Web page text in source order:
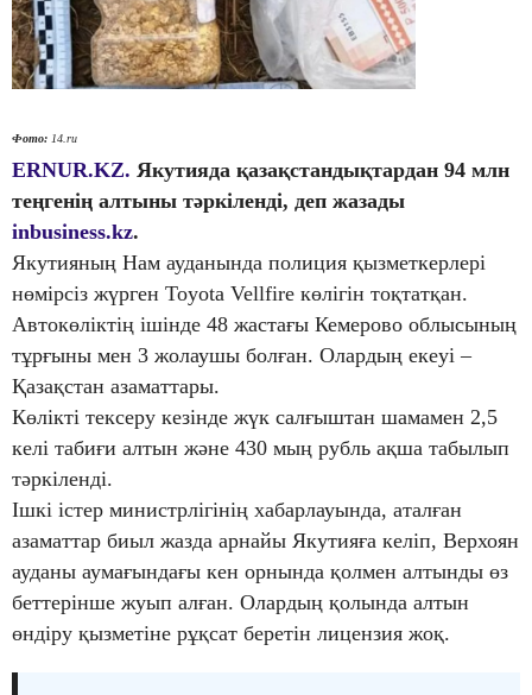
Фото: 14.ru
ERNUR.KZ. Якутияда қазақстандықтардан 94 млн
теңгенің алтыны тәркіленді, деп жазады
inbusiness.kz.
Якутияның Нам ауданында полиция қызметкерлері
нөмірсіз жүрген Toyota Vellfire көлігін тоқтатқан.
Автокөліктің ішінде 48 жастағы Кемерово облысының
тұрғыны мен 3 жолаушы болған. Олардың екеуі –
Қазақстан азаматтары.
Көлікті тексеру кезінде жүк салғыштан шамамен 2,5
келі табиғи алтын және 430 мың рубль ақша табылып
тәркіленді.
Ішкі істер министрлігінің хабарлауында, аталған
азаматтар биыл жазда арнайы Якутияға келіп, Верхоян
ауданы аумағындағы кен орнында қолмен алтынды өз
беттерінше жуып алған. Олардың қолында алтын
өндіру қызметіне рұқсат беретін лицензия жоқ.